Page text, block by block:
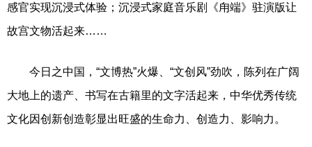
感官实现沉浸式体验；沉浸式家庭音乐剧《甪端》驻演版让
故宫文物活起来……
今日之中国，“文博热”火爆、“文创风”劲吹，陈列在广阔
大地上的遗产、书写在古籍里的文字活起来，中华优秀传统
文化因创新创造彰显出旺盛的生命力、创造力、影响力。